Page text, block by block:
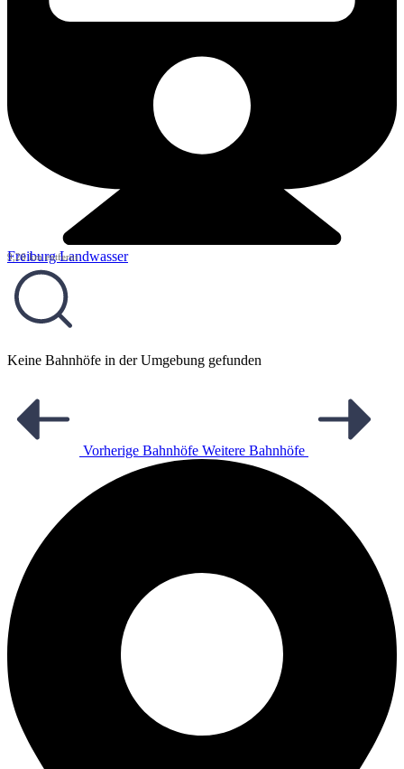
Freiburg Landwasser
9,26 km entfernt
Keine Bahnhöfe in der Umgebung gefunden
Vorherige Bahnhöfe Weitere Bahnhöfe